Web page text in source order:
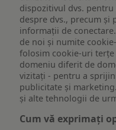
dispozitivul dvs.
despre dvs., precum și
informații de
de noi și numite
folosim cookie-uri
domeniu diferit de
vizitați - pentru a
publicitate și
și alte tehnologii de
Cum vă exprimați